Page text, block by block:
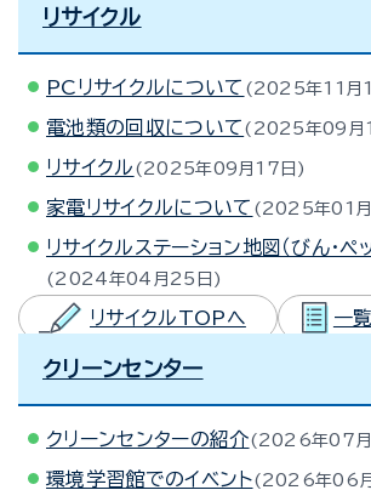
リサイクル
PCリサイクルについて 2025年11月
電池類の回収について 2025年09月
リサイクル 2025年09月17日
家電リサイクルについて 2025年01
リサイクルステーション地図（びん・ペ
2024年04月25日
リサイクルTOPへ 一
クリーンセンター
クリーンセンターの紹介 2026年07
環境学習館でのイベント 2026年06